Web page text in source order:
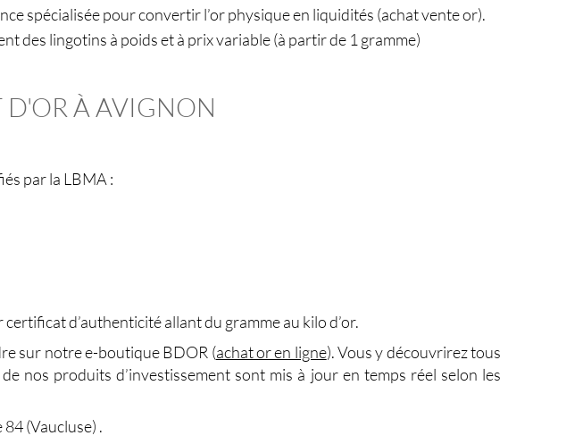
spécialisée pour convertir l’or physique en liquidités (achat vente or).
des lingotins à poids et à prix variable (à partir de 1 gramme)
D'OR À AVIGNON
par la LBMA :
d’authenticité allant du gramme au kilo d’or.
sur notre e-boutique BDOR (achat or en ligne). Vous y découvrirez tous
nos produits d’investissement sont mis à jour en temps réel selon les
84 (Vaucluse) .